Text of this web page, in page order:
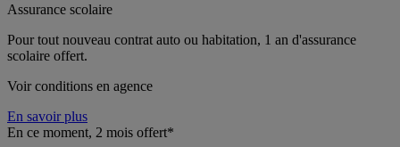
Assurance scolaire
Pour tout nouveau contrat auto ou habitation, 1 an d'assurance
scolaire offert.
Voir conditions en agence
En savoir plus
En ce moment, 2 mois offert*